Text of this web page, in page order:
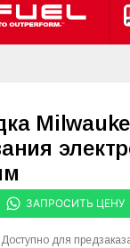
ЗАПРОСИТЬ ЦЕНУ
Доступно для